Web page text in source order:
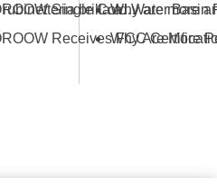
L'industria cinese della rubinetteria brilla alla Fiera di Canton, mettendo in mostra innovazione e qualità